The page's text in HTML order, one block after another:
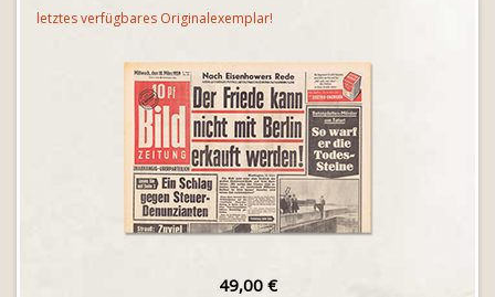
letztes verfügbares Originalexemplar!
49,00 €